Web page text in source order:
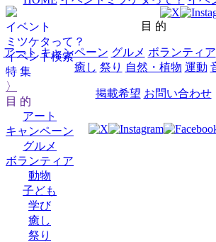
イベント
ミツケタって？
イベント検索
特 集
〉
目 的
アート
キャンペーン
グルメ
ボランティア
動物
子ども
学び
癒し
祭り
目 的
アート キャンペーン グルメ ボランティア
癒し 祭り 自然・植物 運動
掲載希望 お問い合わせ